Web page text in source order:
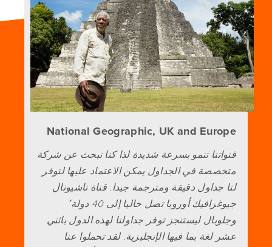
National Geographic, UK and Europe
قنواتنا تنمو بسرعة شديدة لذا كنا نبحث عن شركة
متخصصة في الجداول يمكن الاعتماد عليها لتوفر
لنا جداول دقيقة ومترجمة جيدا. قناة ناشيونال
جيوغرافيك أوروبا تصل حاليا إلى 40 دولة٬
وجلوبال ليستنجز توفر جداولنا لهذه الدول باثني
عشر لغة بما فيها الإنجليزية. لقد تحملوا عنا